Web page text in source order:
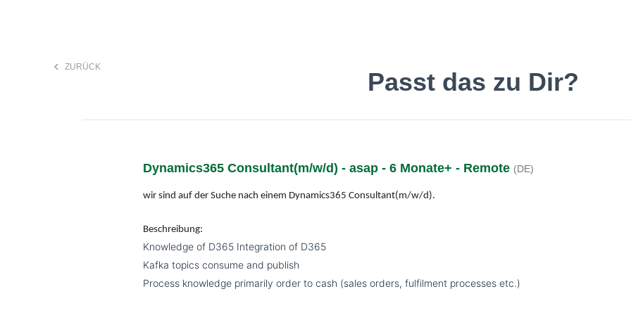
Finde den Job, der Dir
keyboard_arrow_left ZURÜCK
Passt das zu Dir?
Dynamics365 Consultant(m/w/d) - asap - 6 Monate+ - Remote (DE)
wir sind auf der Suche nach einem Dynamics365 Consultant(m/w/d).
Beschreibung:
Knowledge of D365 Integration of D365
Kafka topics consume and publish
Process knowledge primarily order to cash (sales orders, fulfilment processes etc.)